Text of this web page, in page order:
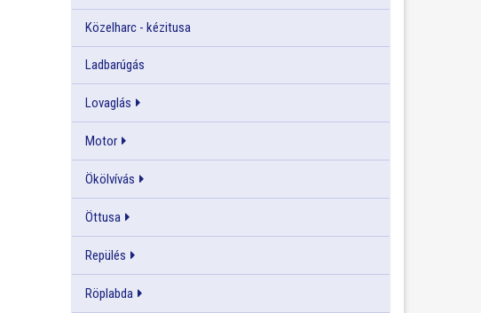
Közelharc - kézitusa
Ladbarúgás
Lovaglás
Motor
Ökölvívás
Öttusa
Repülés
Röplabda